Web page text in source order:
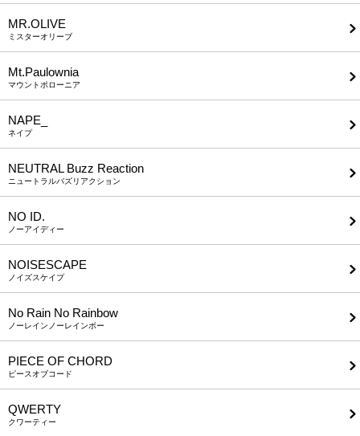
MR.OLIVE
ミスターオリーブ
Mt.Paulownia
マウントポローニア
NAPE_
ネイプ
NEUTRAL Buzz Reaction
ニュートラルバズリアクション
NO ID.
ノーアイディー
NOISESCAPE
ノイズスケイプ
No Rain No Rainbow
ノーレインノーレインボー
PIECE OF CHORD
ピースオブコード
QWERTY
クワーティー